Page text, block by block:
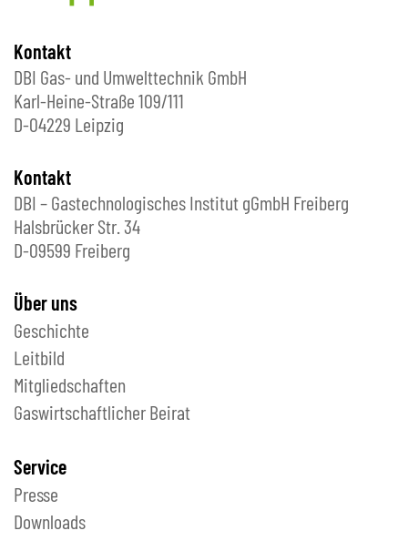
Kontakt
DBI Gas- und Umwelttechnik GmbH
Karl-Heine-Straße 109/111
D-04229 Leipzig
Kontakt
DBI – Gastechnologisches Institut gGmbH Freiberg
Halsbrücker Str. 34
D-09599 Freiberg
Über uns
Geschichte
Leitbild
Mitgliedschaften
Gaswirtschaftlicher Beirat
Service
Presse
Downloads